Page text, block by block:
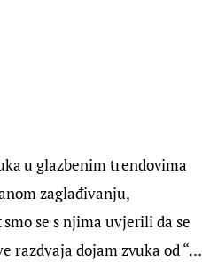
u glazbenim trendovima
zaglađivanju,
se s njima uvjerili da se
razdvaja dojam zvuka od “…